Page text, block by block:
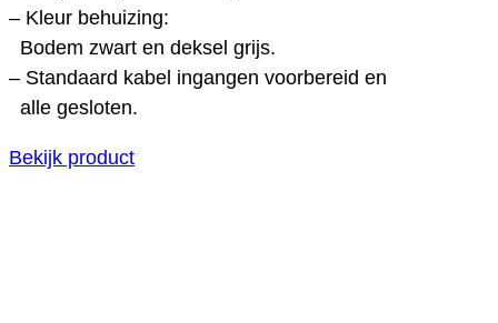
– Kleur behuizing:
Bodem zwart en deksel grijs.
– Standaard kabel ingangen voorbereid en
alle gesloten.
Bekijk product